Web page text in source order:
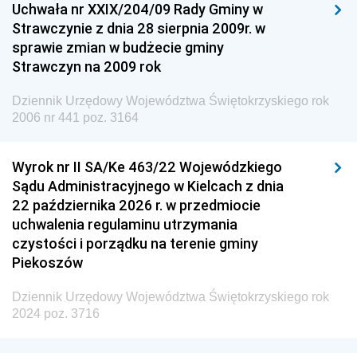
Dziennik Urzędowy Ministra Przemysłu
Dziennik Urzędowy Ministra Finansów i Gospodarki
Dziennik Urzędowy Ministra do Spraw Unii
Dziennik Urzędowy Agencji Wywiadu
Uchwała nr XXIX/204/09 Rady Gminy w
Strawczynie z dnia 28 sierpnia 2009r. w
sprawie zmian w budżecie gminy
Strawczyn na 2009 rok
Dziennik Urzędowy Województwa Świętokrzyskiego rok
2006 nr 441 poz. 3164
Wyrok nr II SA/Ke 463/22 Wojewódzkiego
Sądu Administracyjnego w Kielcach z dnia
22 października 2026 r. w przedmiocie
uchwalenia regulaminu utrzymania
czystości i porządku na terenie gminy
Piekoszów
Dziennik Urzędowy Województwa Świętokrzyskiego rok
2024 poz. 3716